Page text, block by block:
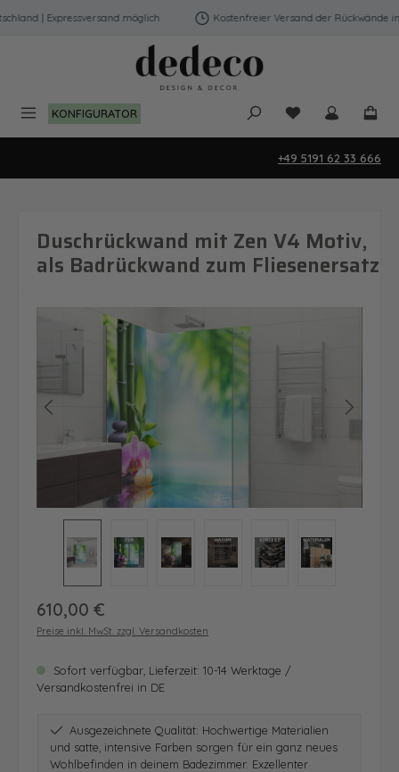
Zum Hauptinhalt springen
| Expressversand möglich Kostenfreier Versand der Rückwände in
KONFIGURATOR Du hast 0
+49 5191 62 33 666
Duschrückwand mit Zen V4 Motiv,
als Badrückwand zum Fliesenersatz
Bildergalerie überspringen
Regulärer Preis:
610,00 €
Preise inkl. MwSt. zzgl. Versandkosten
Sofort verfügbar, Lieferzeit: 10-14 Werktage /
Versandkostenfrei in DE
Ausgezeichnete Qualität: Hochwertige Materialien
und satte, intensive Farben sorgen für ein ganz neues
Wohlbefinden in deinem Badezimmer. Exzellenter